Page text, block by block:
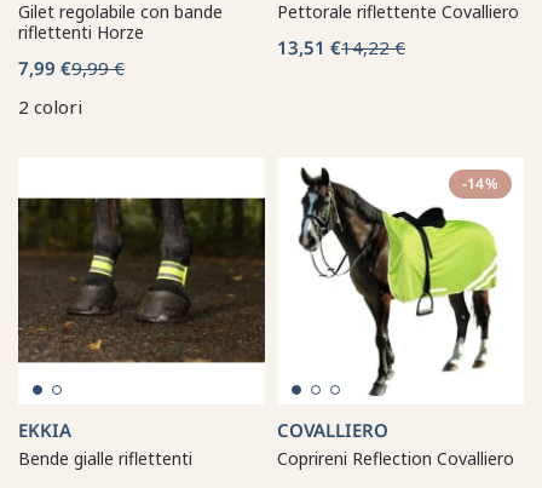
Gilet regolabile con bande
riflettenti Horze
7,99 €9,99 €
2 colori
Pettorale riflettente Covalliero
13,51 €14,22 €
EKKIA
Bende gialle riflettenti
-14%
COVALLIERO
Coprireni Reflection Covalliero